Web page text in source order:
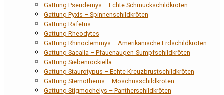
Gattung Pseudemys – Echte Schmuckschildkröten
Gattung Pyxis – Spinnenschildkröten
Gattung Rafetus
Gattung Rheodytes
Gattung Rhinoclemmys – Amerikanische Erdschildkröten
Gattung Sacalia – Pfauenaugen-Sumpfschildkröten
Gattung Siebenrockiella
Gattung Staurotypus – Echte Kreuzbrustschildkröten
Gattung Sternotherus – Moschusschildkröten
Gattung Stigmochelys – Pantherschildkröten